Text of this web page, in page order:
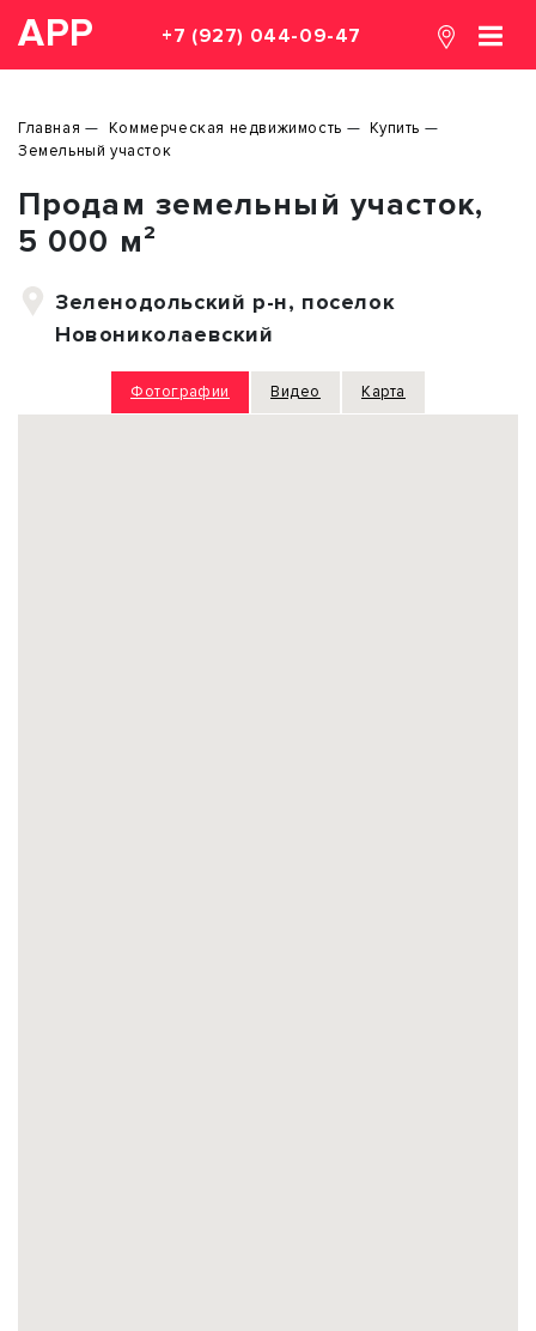
АРР +7 (927) 044-09-47
Главная Коммерческая недвижимость
Купить
Земельный участок
Продам земельный участок,
5 000 м²
Зеленодольский р-н, поселок
Новониколаевский
Фотографии Видео Карта